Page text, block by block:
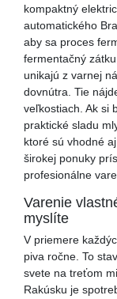
kompaktný
automatického
aby sa proces
fermentačný
unikajú z varnej
dovnútra. Tie
veľkostiach. Ak si
praktické sladu
ktoré sú vhodné
širokej ponuky
profesionálne
Varenie
myslíte
V priemere
piva ročne. To
svete na treťom
Rakúsku je